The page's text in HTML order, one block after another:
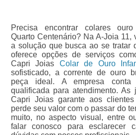
Precisa encontrar colares
Quarto Centenário? Na A-Joia 11,
a solução que busca ao se tratar
oferece opções de serviços
Capri Joias Colar de Ouro
sofisticado, a corrente de ouro
peça ideal. A empresa
qualificada para atendimento.
Capri Joias garante aos
perde seu valor com o passar do
muito, no aspecto visual, entre
falar conosco para esclarecer